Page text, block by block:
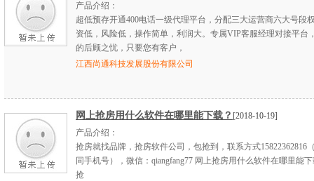
产品介绍：
超低预存开通400电话一级代理平台，分配三大运营商六大号段
资低，风险低，操作简单，利润大。专属VIP客服经理对接平台
的后顾之忧，只要您有客户，
江西尚通科技发展股份有限公司
网上抢房用什么软件在哪里能下载？ [2018-10-19]
产品介绍：
抢房就找品牌，抢房软件公司，包抢到，联系方式15822362816
同手机号），微信：qiangfang77 网上抢房用什么软件在哪里能
抢